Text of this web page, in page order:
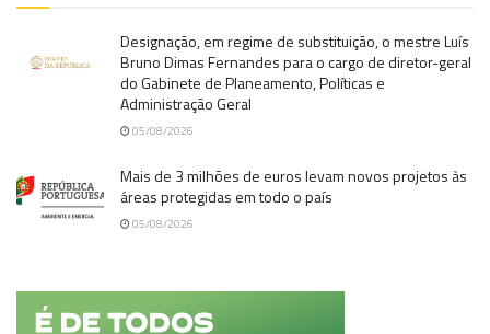
Designação, em regime de substituição, o mestre Luís
Bruno Dimas Fernandes para o cargo de diretor-geral
do Gabinete de Planeamento, Políticas e
Administração Geral
05/08/2026
Mais de 3 milhões de euros levam novos projetos às
áreas protegidas em todo o país
05/08/2026